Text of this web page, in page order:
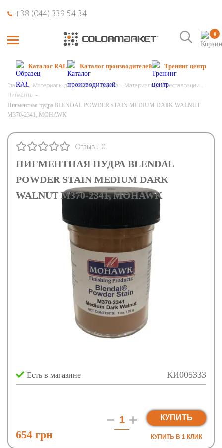
+38 (044) 339 54 34
0
Каталог RAL Каталог производителей Тренинг центр
Главная Материалы для покраски дерева
Материалы для реставрации
Пигменты
Пигментная пудра BLENDAL POWDER STAIN MEDIUM DARK WALNUT
M370-2341, MOHAWK
ПИГМЕНТНАЯ ПУДРА BLENDAL
POWDER STAIN MEDIUM DARK
WALNUT M370-2341, MOHAWK
Отзывы 0
КИ005333
Есть в магазине
654 грн
КУПИТЬ
КУПИТЬ В 1 КЛИК